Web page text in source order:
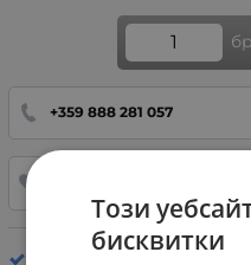
+359 888 281 057
Този
бисквитки